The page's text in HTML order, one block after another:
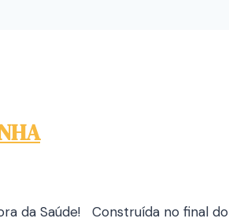
da Saúde! Construída no final